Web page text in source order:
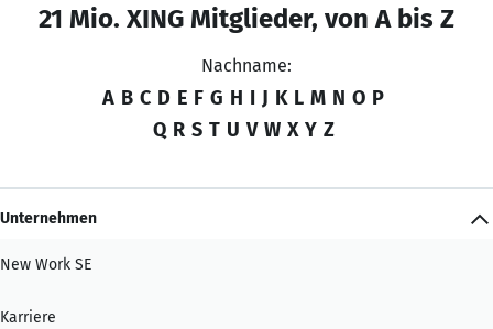
21 Mio. XING Mitglieder, von A bis Z
Nachname:
A B C D E F G H I J K L M N O P
Q R S T U V W X Y Z
Unternehmen
New Work SE
Karriere